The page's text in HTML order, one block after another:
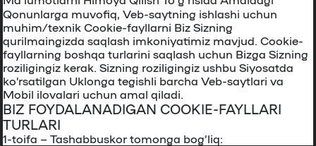
Qonunlarga muvofiq, Veb-saytning ishlashi uchun
muhim/texnik Cookie-fayllarni Biz Sizning
qurilmaingizda saqlash imkoniyatimiz mavjud. Cookie-
fayllarning boshqa turlarini saqlash uchun Bizga Sizning
roziligingiz kerak. Sizning roziligingiz ushbu Siyosatda
ko’rsatilgan Uklonga tegishli barcha Veb-saytlari va
Mobil ilovalari uchun amal qiladi.
BIZ FOYDALANADIGAN COOKIE-FAYLLARI
TURLARI
1-toifa – Tashabbuskor tomonga bog’liq: